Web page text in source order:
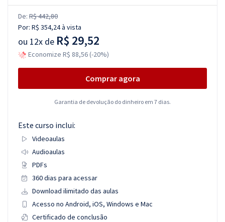
De: R$ 442,80
Por: R$ 354,24à vista
ou 12x de R$ 29,52
Economize R$ 88,56 (-20%)
Comprar agora
Garantia de devolução do dinheiro em 7 dias.
Este curso inclui:
Videoaulas
Audioaulas
PDFs
360 dias para acessar
Download ilimitado das aulas
Acesso no Android, iOS, Windows e Mac
Certificado de conclusão